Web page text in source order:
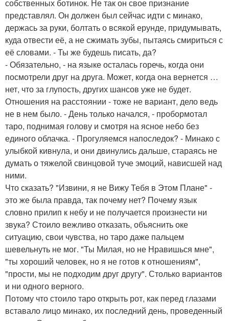
собственных ботинок. Не так он свое признание
представлял. Он должен был сейчас идти с минако,
держась за руки, болтать о всякой ерунде, придумывать,
куда отвести её, а не сжимать зубы, пытаясь смириться с
её словами. - Ты же будешь писать, да?
- Обязательно, - на языке осталась горечь, когда они
посмотрели друг на друга. Может, когда она вернется …
нет, что за глупость, других шансов уже не будет.
Отношения на расстоянии - тоже не вариант, дело ведь
не в нем было. - День только начался, - пробормотал
таро, поднимая голову и смотря на ясное небо без
единого облачка. - Прогуляемся напоследок? - Минако с
улыбкой кивнула, и они двинулись дальше, стараясь не
думать о тяжелой свинцовой туче эмоций, нависшей над
ними.
Что сказать? "Извини, я не Вижу Тебя в Этом Плане" -
это же была правда, так почему нет? Почему язык
словно прилип к небу и не получается произнести ни
звука? Стоило вежливо отказать, объяснить оке
ситуацию, свои чувства, но таро даже пальцем
шевельнуть не мог. "Ты Милая, но не Нравишься мне",
"ты хороший человек, но я не готов к отношениям",
"прости, мы не подходим друг другу". Столько вариантов
и ни одного верного.
Потому что стоило таро открыть рот, как перед глазами
вставало лицо минако, их последний день, проведенный